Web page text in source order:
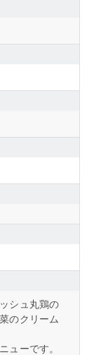
シュ丸鶏の
のクリーム
ューです。